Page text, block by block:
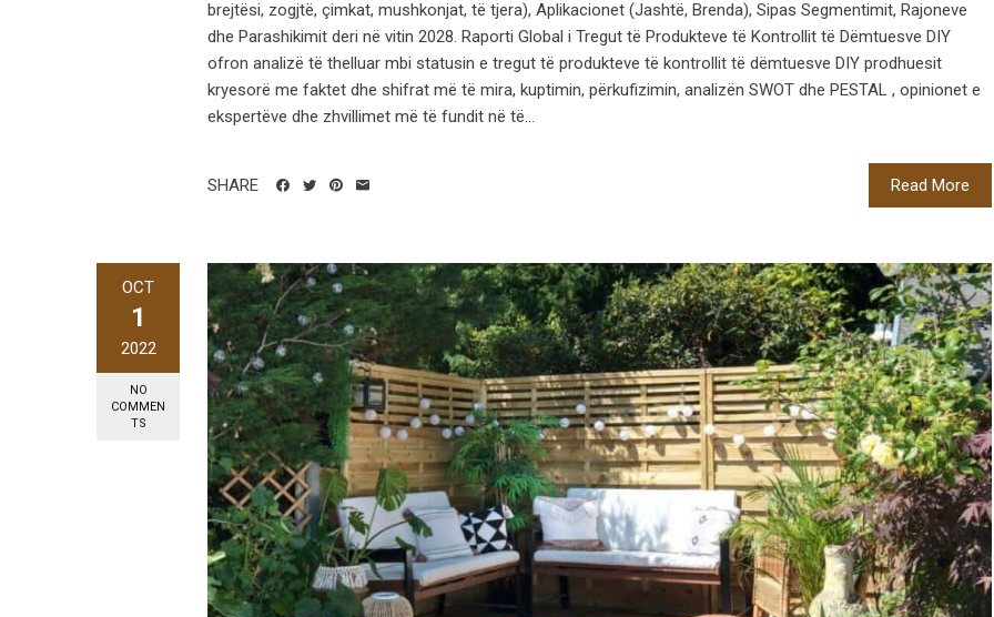
brejtësi, zogjtë, çimkat, mushkonjat, të tjera), Aplikacionet (Jashtë, Brenda), Sipas Segmentimit, Rajoneve
dhe Parashikimit deri në vitin 2028. Raporti Global i Tregut të Produkteve të Kontrollit të Dëmtuesve DIY
ofron analizë të thelluar mbi statusin e tregut të produkteve të kontrollit të dëmtuesve DIY prodhuesit
kryesorë me faktet dhe shifrat më të mira, kuptimin, përkufizimin, analizën SWOT dhe PESTAL , opinionet e
ekspertëve dhe zhvillimet më të fundit në të...
Read More
SHARE
OCT
1
2022
NO
COMMEN
TS